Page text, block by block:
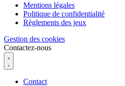
Mentions légales
Politique de confidentialité
Règlements des jeux
Gestion des cookies
Contactez-nous
Contact